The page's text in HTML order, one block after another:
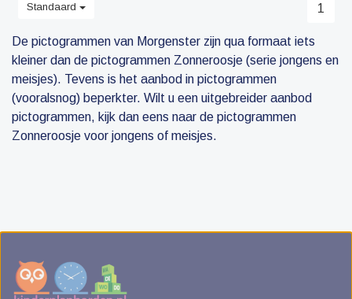
Standaard 1
De pictogrammen van Morgenster zijn qua formaat iets
kleiner dan de pictogrammen Zonneroosje (serie jongens en
meisjes). Tevens is het aanbod in pictogrammen
(vooralsnog) beperkter. Wilt u een uitgebreider aanbod
pictogrammen, kijk dan eens naar de pictogrammen
Zonneroosje voor jongens of meisjes.